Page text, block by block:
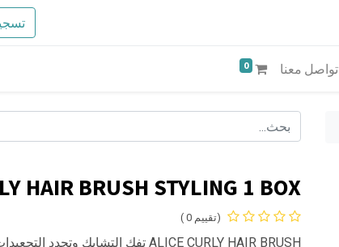
تواصل معنا 0
HAIR BRUSH STYLING 1 BOX
(تقييم 0 )
ALICE CURLY HAIR BRUSH تفك التشابك وتحدد التجعيدات بدون هيشان.